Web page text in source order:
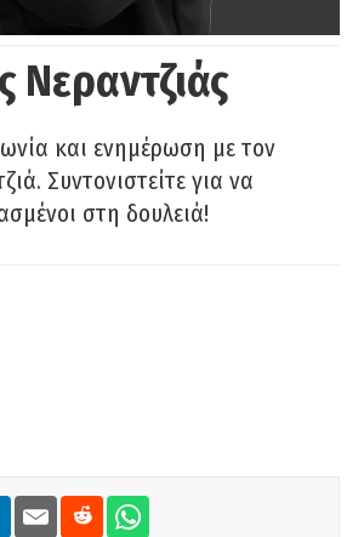
Νεραντζιάς
και ενημέρωση με τον
Συντονιστείτε για να
στη δουλειά!